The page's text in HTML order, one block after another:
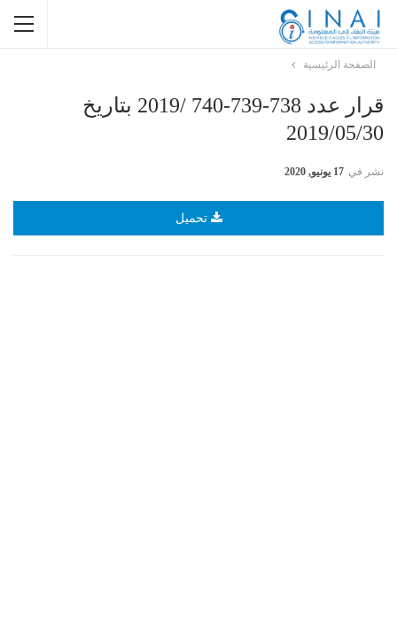
الصفحة الرئيسية
قرار عدد 738-739-740 /2019 بتاريخ
2019/05/30
نشر في 17 يونيو, 2020
تحميل